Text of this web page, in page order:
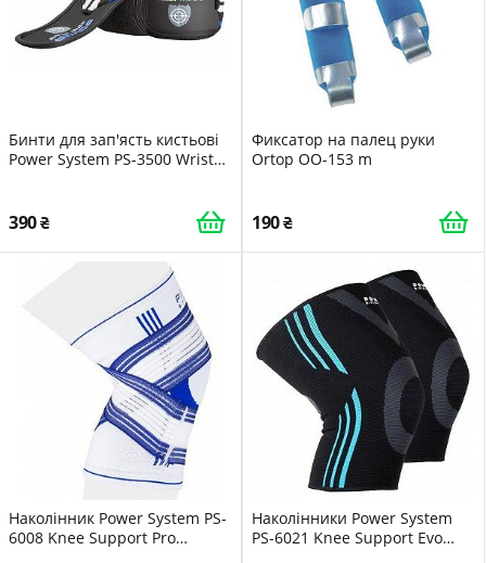
Бинти для зап'ясть кистьові
Power System PS-3500 Wrist
390
Фиксатор на палец руки
Ortop OO-153 m
190
Наколінник Power System PS-
6008 Knee Support Pro
Наколінники Power System
PS-6021 Knee Support Evo